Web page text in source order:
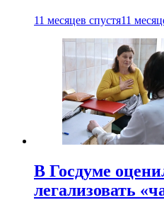
11 месяцев спустя11
В Госдуме
легализовать